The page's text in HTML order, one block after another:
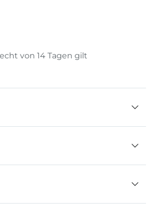
von 14 Tagen gilt
flitzt die Kugel durch
und können bequem wieder
Parcours mit zwei